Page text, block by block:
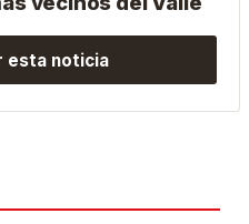
esta noticia